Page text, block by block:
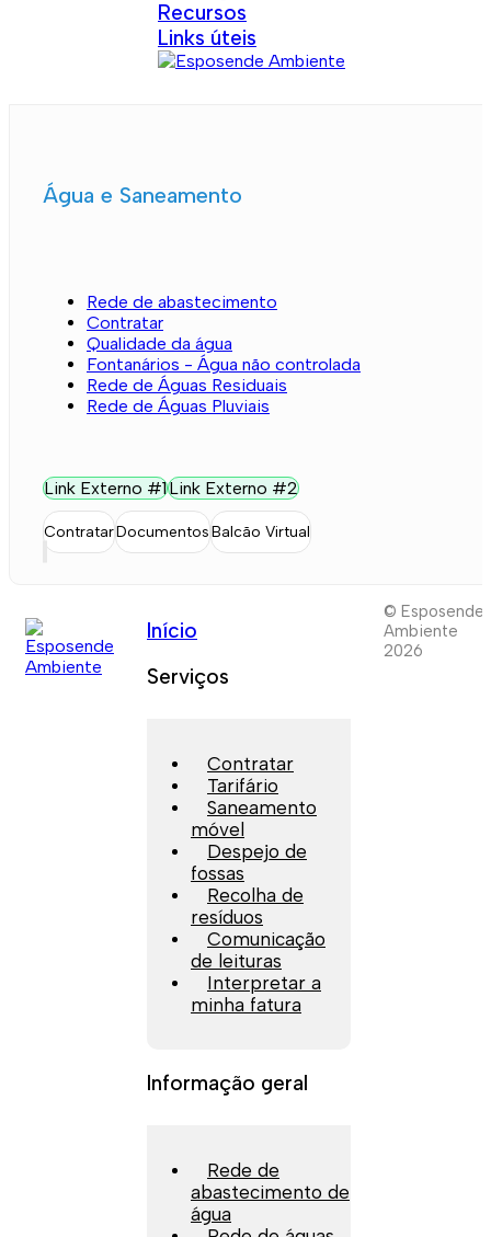
Recursos
Links úteis
Água e Saneamento
Rede de abastecimento
Contratar
Qualidade da água
Fontanários - Água não controlada
Rede de Águas Residuais
Rede de Águas Pluviais
Link Externo #1Link Externo #2
ContratarDocumentosBalcão Virtual
Início
Serviços
Contratar
Tarifário
Saneamento
móvel
Despejo de
fossas
Recolha de
resíduos
Comunicação
de leituras
Interpretar a
minha fatura
Informação geral
Rede de
abastecimento de
água
© Esposende
Ambiente
2026